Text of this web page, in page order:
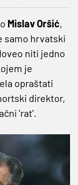
Mislav Oršić,
samo hrvatski
niti jedno
je
opraštati
direktor,
'rat'.